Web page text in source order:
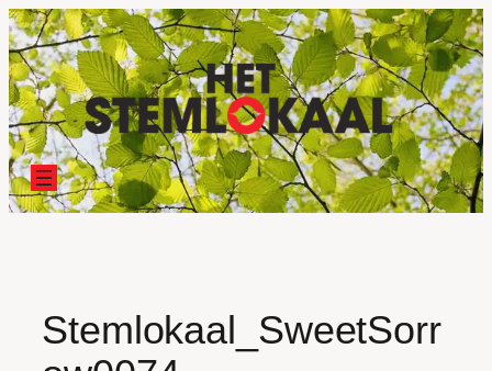
Ga
naar
de
inhoud
Stemlokaal_SweetSorr